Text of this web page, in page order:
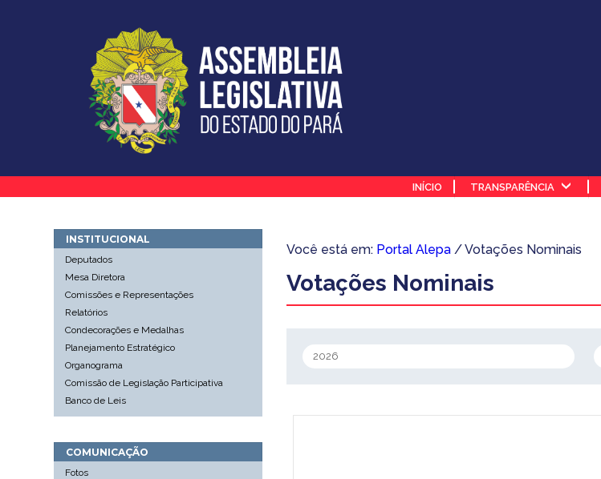
INÍCIO TRANSPARÊNCIA
INSTITUCIONAL
Deputados
Mesa Diretora
Comissões e Representações
Relatórios
Condecorações e Medalhas
Planejamento Estratégico
Organograma
Comissão de Legislação Participativa
Banco de Leis
COMUNICAÇÃO
Fotos
Você está em: Portal Alepa / Votações Nominais
Votações Nominais